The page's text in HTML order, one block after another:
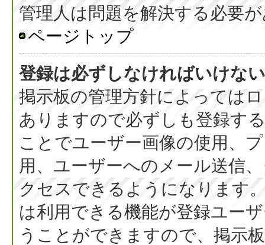
管理人は問題を解決する必要
ページトップ
登録は必ずしなければいけな
掲示板の管理方針によっては
ありますので必ずしも登録す
ことでユーザー画像の使用、
用、ユーザーへのメール送信
クセスできるようになります
は利用できる機能が登録ユー
うことができますので、掲示